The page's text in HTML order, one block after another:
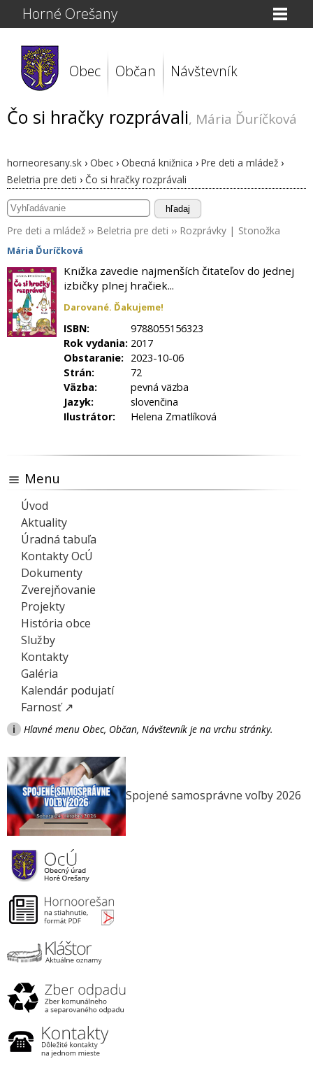
Horné Orešany
Obec Občan Návštevník
Čo si hračky rozprávali, Mária Ďuríčková
horneoresany.sk › Obec › Obecná knižnica › Pre deti a mládež ›
Beletria pre deti › Čo si hračky rozprávali
hľadaj
Pre deti a mládež ›› Beletria pre deti ›› Rozprávky | Stonožka
Mária Ďuríčková
Knižka zavedie najmenších čitateľov do jednej
izbičky plnej hračiek...
Darované. Ďakujeme!
ISBN:
9788055156323
Rok vydania: 2017
Obstaranie: 2023-10-06
Strán:
72
Väzba:
pevná väzba
Jazyk:
slovenčina
Ilustrátor:
Helena Zmatlíková
Menu
Úvod
Aktuality
Úradná tabuľa
Kontakty OcÚ
Dokumenty
Zverejňovanie
Projekty
História obce
Služby
Kontakty
Galéria
Kalendár podujatí
Farnosť ↗
i Hlavné menu Obec, Občan, Návštevník je na vrchu stránky.
Spojené samosprávne voľby 2026